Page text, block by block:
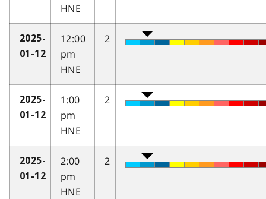
HNE
2025-
01-12
12:00
pm
HNE
2
2025-
01-12
1:00
pm
HNE
2
2025-
01-12
2:00
pm
HNE
2